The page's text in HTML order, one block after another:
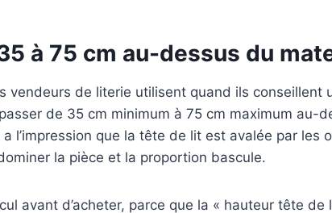
à 75 cm au-dessus du
vendeurs de literie utilisent quand ils conseillent
de 35 cm minimum à 75 cm maximum au-
l’impression que la tête de lit est avalée par les
la pièce et la proportion bascule.
avant d’acheter, parce que la « hauteur tête de